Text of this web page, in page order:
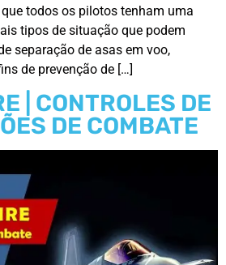
todos os pilotos tenham uma
tipos de situação que podem
separação de asas em voo,
de prevenção de […]
| CONTROLES DE
DE COMBATE